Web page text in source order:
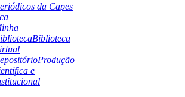
da Capes
Biblioteca
Produção
e